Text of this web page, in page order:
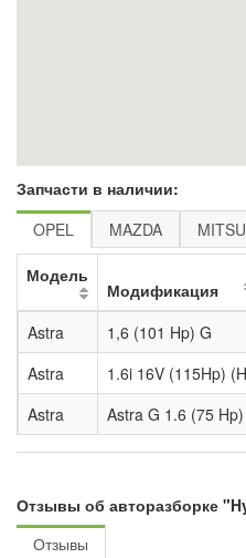
Запчасти в наличии:
OPEL
MAZDA
Модель
Модификация
Astra
1,6 (101 Hp) G
Astra
1.6i 16V (115Hp)
Astra
Astra G 1.6 (75 Hp)
Отзывы об авторазборке
Отзывы